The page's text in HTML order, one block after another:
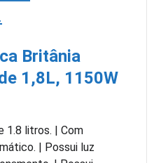
Britânia
1,8L, 1150W
1.8 litros. | Com
| Possui luz